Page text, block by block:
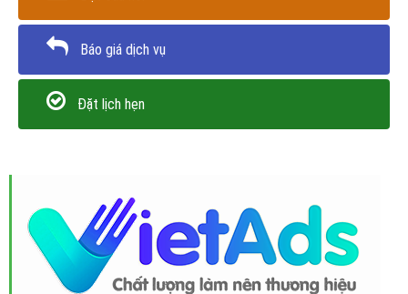
Báo giá dịch vụ
Đặt lịch hẹn